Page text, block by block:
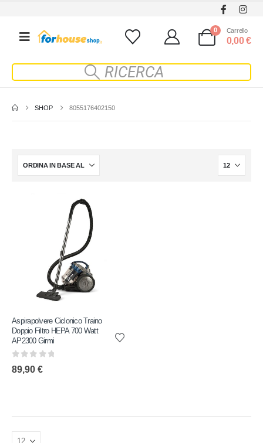
0 Carrello
0,00€
SHOP 8055176402150
Aspirapolvere Ciclonico Traino
Doppio Filtro HEPA 700 Watt
AP2300 Girmi
0 out of 5
89,90 €